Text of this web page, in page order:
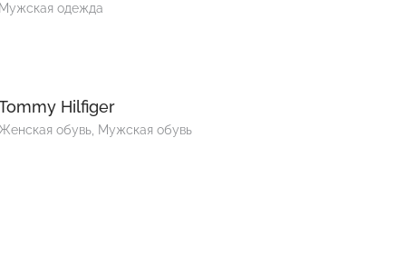
одежда
Hilfiger
обувь, Мужская обувь